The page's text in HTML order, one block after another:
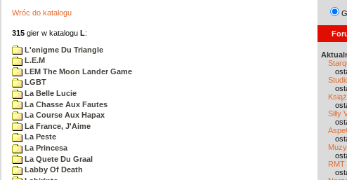
Wróc do katalogu
315 gier w katalogu L:
L'enigme Du Triangle
L.E.M
LEM The Moon Lander Game
LGBT
La Belle Lucie
La Chasse Aux Fautes
La Course Aux Hapax
La France, J'Aime
La Peste
La Princesa
La Quete Du Graal
Labby Of Death
Silly
RMT